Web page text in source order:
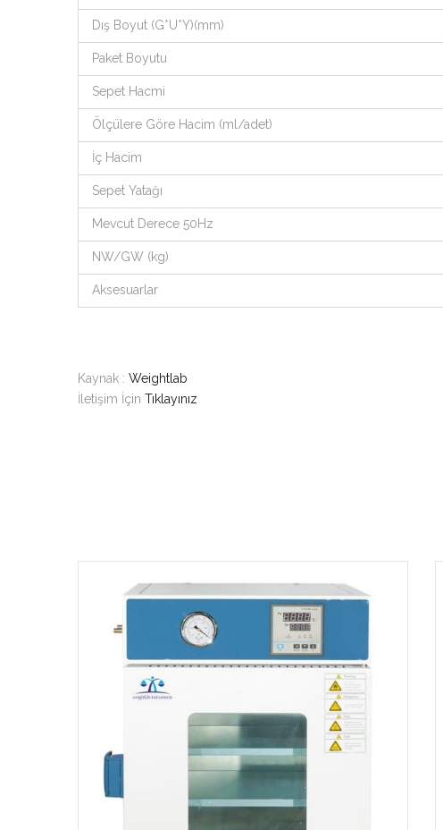
Dış Boyut (G*U*Y)(mm)
Paket Boyutu
Sepet Hacmi
Ölçülere Göre Hacim (ml/adet)
İç Hacim
Sepet Yatağı
Mevcut Derece 50Hz
NW/GW (kg)
Aksesuarlar
Kaynak : Weightlab
İletişim İçin Tıklayınız